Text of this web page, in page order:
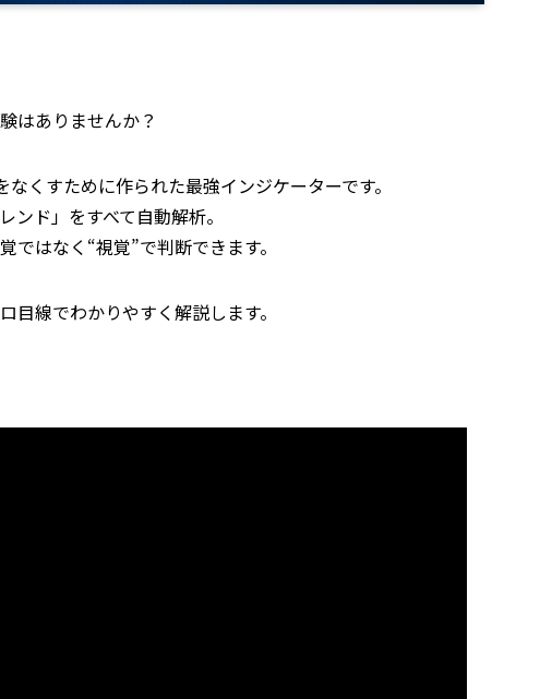
はありませんか？
くすために作られた最強インジケーターです。
ド」をすべて自動解析。
はなく“視覚”で判断できます。
目線でわかりやすく解説します。